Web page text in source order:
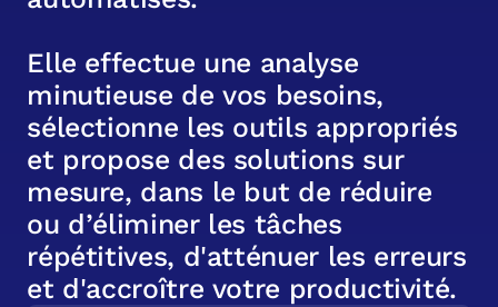
Elle effectue une analyse
minutieuse de vos besoins,
sélectionne les outils appropriés
et propose des solutions sur
mesure, dans le but de réduire
ou d’éliminer les tâches
répétitives, d'atténuer les erreurs
et d'accroître votre productivité.